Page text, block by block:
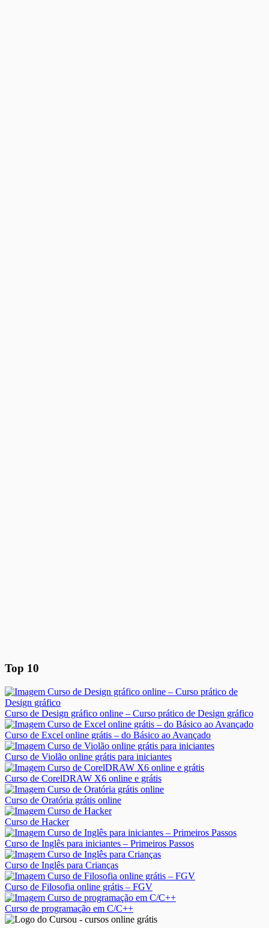
Top 10
Curso de Design gráfico online – Curso prático de Design gráfico
Curso de Excel online grátis – do Básico ao Avançado
Curso de Violão online grátis para iniciantes
Curso de CorelDRAW X6 online e grátis
Curso de Oratória grátis online
Curso de Hacker
Curso de Inglês para iniciantes – Primeiros Passos
Curso de Inglês para Crianças
Curso de Filosofia online grátis – FGV
Curso de programação em C/C++